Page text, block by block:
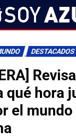
DESTACADOS
qué hora
el